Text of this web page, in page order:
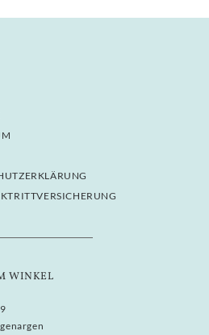
WINKEL